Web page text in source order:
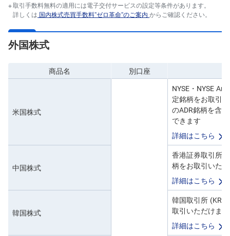
取引手数料無料の適用には電子交付サービスの設定等条件があります。
詳しくは 国内株式売買手数料”ゼロ革命”のご案内 からご確認ください。
外国株式
商品名 別口座
米国株式
NYSE・NYSE
定銘柄をお取引
のADR銘柄を含
できます
詳細はこちら
中国株式
香港証券取引所
柄をお取引いた
詳細はこちら
韓国株式
韓国取引所
取引いただけま
詳細はこちら